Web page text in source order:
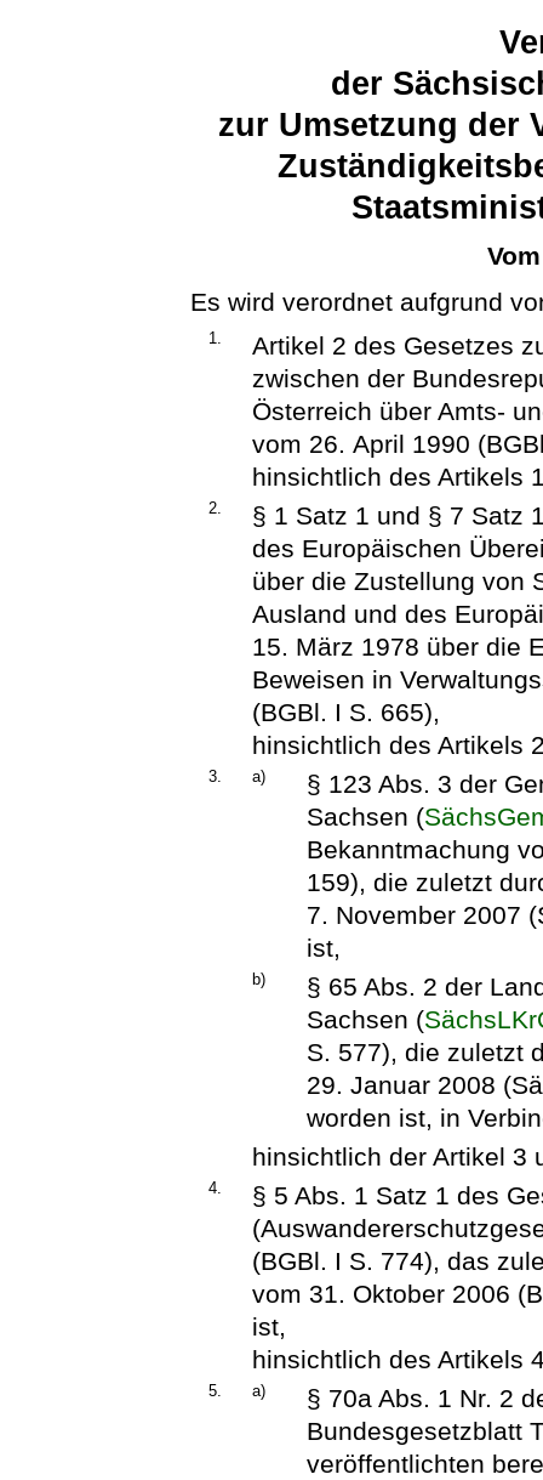
der
zur Umsetzung der
Es wird verordnet aufgrund
1.
Artikel 2 des Gesetzes
zwischen der
Österreich über Amts-
vom 26. April 1990
hinsichtlich des Artikels
2.
§ 1 Satz 1 und § 7 Satz
des Europäischen
über die Zustellung von
Ausland und des
15. März 1978 über die
Beweisen in
(BGBl. I S. 665),
hinsichtlich des Artikels
3. a)
§ 123 Abs. 3 der
Sachsen (
Bekanntmachung
159), die zuletzt
7. November 2007
ist,
b)
§ 65 Abs. 2 der
Sachsen (
S. 577), die zuletzt
29. Januar 2008
worden ist, in
hinsichtlich der Artikel 3
4.
§ 5 Abs. 1 Satz 1 des
(BGBl. I S. 774), das
vom 31. Oktober 2006
ist,
hinsichtlich des Artikels
5. a)
§ 70a Abs. 1 Nr. 2
Bundesgesetzblatt
veröffentlichten